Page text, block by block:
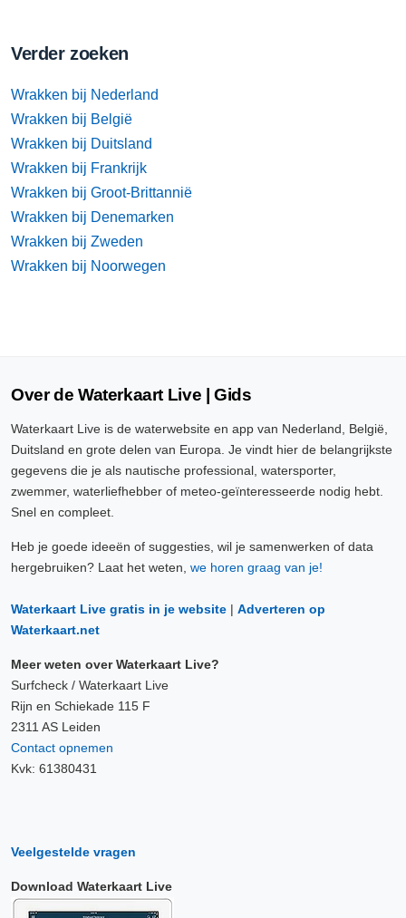
Verder zoeken
Wrakken bij Nederland
Wrakken bij België
Wrakken bij Duitsland
Wrakken bij Frankrijk
Wrakken bij Groot-Brittannië
Wrakken bij Denemarken
Wrakken bij Zweden
Wrakken bij Noorwegen
Over de Waterkaart Live | Gids
Waterkaart Live is de waterwebsite en app van Nederland, België,
Duitsland en grote delen van Europa. Je vindt hier de belangrijkste
gegevens die je als nautische professional, watersporter,
zwemmer, waterliefhebber of meteo-geïnteresseerde nodig hebt.
Snel en compleet.
Heb je goede ideeën of suggesties, wil je samenwerken of data
hergebruiken? Laat het weten, we horen graag van je!
Waterkaart Live gratis in je website | Adverteren op
Waterkaart.net
Meer weten over Waterkaart Live?
Surfcheck / Waterkaart Live
Rijn en Schiekade 115 F
2311 AS Leiden
Contact opnemen
Kvk: 61380431
Veelgestelde vragen
Download Waterkaart Live